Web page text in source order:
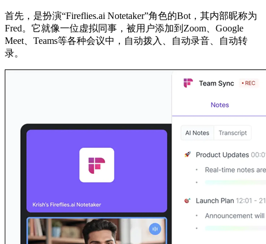
首先，是扮演“Fireflies.ai Notetaker”角色的Bot，其内部昵称为
Fred。它就像一位虚拟同事，被用户添加到Zoom、Google
Meet、Teams等各种会议中，自动拨入、自动录音、自动转
录。